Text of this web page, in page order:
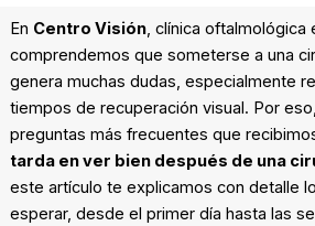
En Centro Visión, clínica oftalmológica
comprendemos que someterse a una
genera muchas dudas, especialmente
tiempos de recuperación visual. Por
preguntas más frecuentes que
tarda en ver bien después de una
este artículo te explicamos con detalle
esperar, desde el primer día hasta las